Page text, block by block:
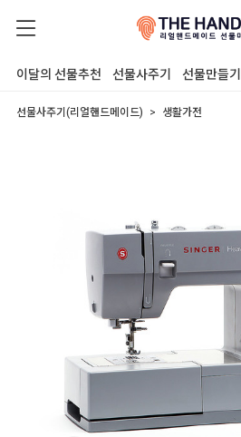
이달의 선물추천 선물사주기 선물만들기
선물사주기(리얼핸드메이드) 생활가전